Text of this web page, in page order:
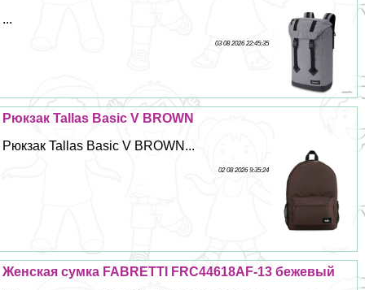
...
03 08 2026 22:45:35
Рюкзак Tallas Basic V BROWN
Рюкзак Tallas Basic V BROWN...
02 08 2026 9:35:24
Женская сумка FABRETTI FRC44618AF-13 бежевый